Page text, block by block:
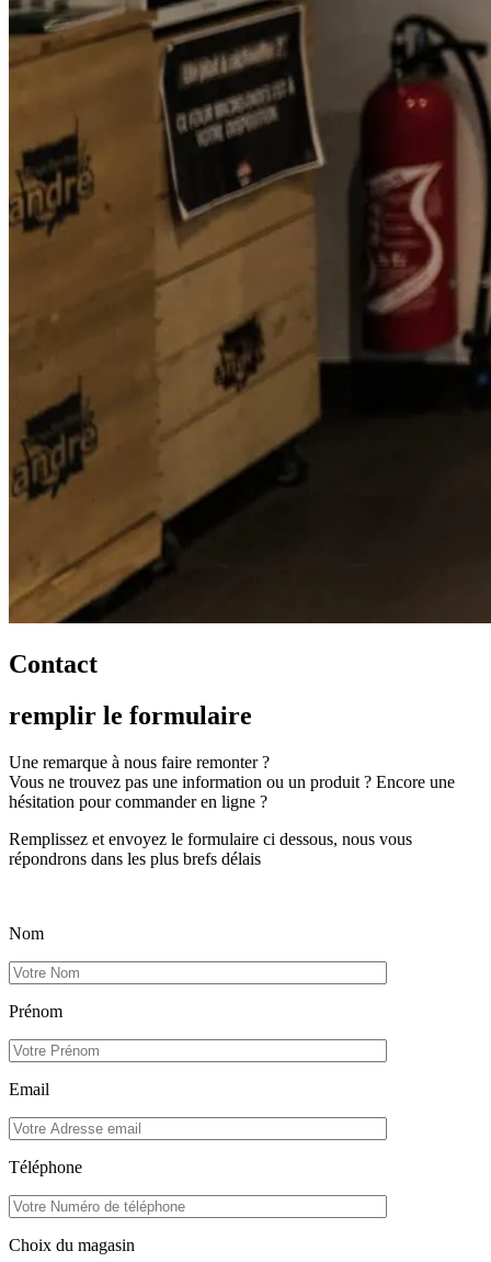
Contact
remplir le formulaire
Une remarque à nous faire remonter ?
Vous ne trouvez pas une information ou un produit ? Encore une
hésitation pour commander en ligne ?
Remplissez et envoyez le formulaire ci dessous, nous vous
répondrons dans les plus brefs délais
Nom
Prénom
Email
Téléphone
Choix du magasin